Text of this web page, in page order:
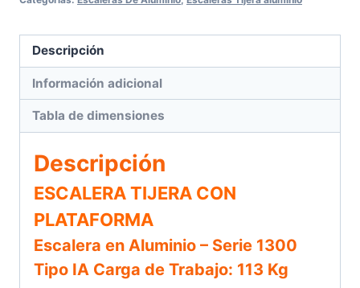
Plataforma
Aluminio
cantidad
Escalera Tipo Tijera Con Plataforma de
Aluminio – 16
Escalera
Tijera
Con
Plataforma
de
Descripción
Información adicional
Tabla de dimensiones
Descripción
ESCALERA TIJERA CON
PLATAFORMA
Escalera en Aluminio – Serie 1300
Tipo IA Carga de Trabajo: 113 Kg